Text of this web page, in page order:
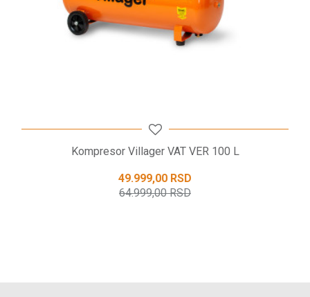
POŠALJI
Kompresor Villager VAT VER 100 L
49.999,00 RSD
64.999,00RSD